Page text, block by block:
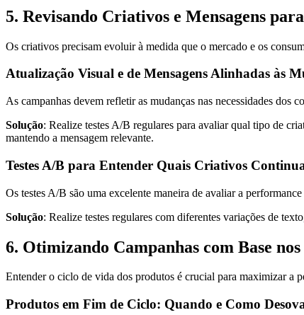
5. Revisando Criativos e Mensagens
Os criativos precisam evoluir à medida que o mercado e os
Atualização Visual e de Mensagens Alinhadas às
As campanhas devem refletir as mudanças nas necessidades dos
Solução: Realize testes A/B regulares para avaliar qual tipo de
mantendo a mensagem relevante.
Testes A/B para Entender Quais Criativos
Os testes A/B são uma excelente maneira de avaliar a
Solução: Realize testes regulares com diferentes variações de
6. Otimizando Campanhas com Base
Entender o ciclo de vida dos produtos é crucial para maximizar a
Produtos em Fim de Ciclo: Quando e Como